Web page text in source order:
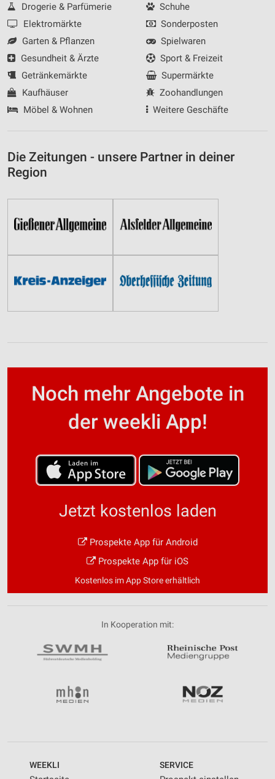
Drogerie & Parfümerie
Elektromärkte
Garten & Pflanzen
Gesundheit & Ärzte
Getränkemärkte
Kaufhäuser
Möbel & Wohnen
Schuhe
Sonderposten
Spielwaren
Sport & Freizeit
Supermärkte
Zoohandlungen
Weitere Geschäfte
Die Zeitungen - unsere Partner in deiner
Region
Noch mehr Angebote in
der weekli App!
Jetzt kostenlos laden
Prospekte App für Android
Prospekte App für iOS
Kostenlos im App Store erhältlich
In Kooperation mit:
WEEKLI SERVICE